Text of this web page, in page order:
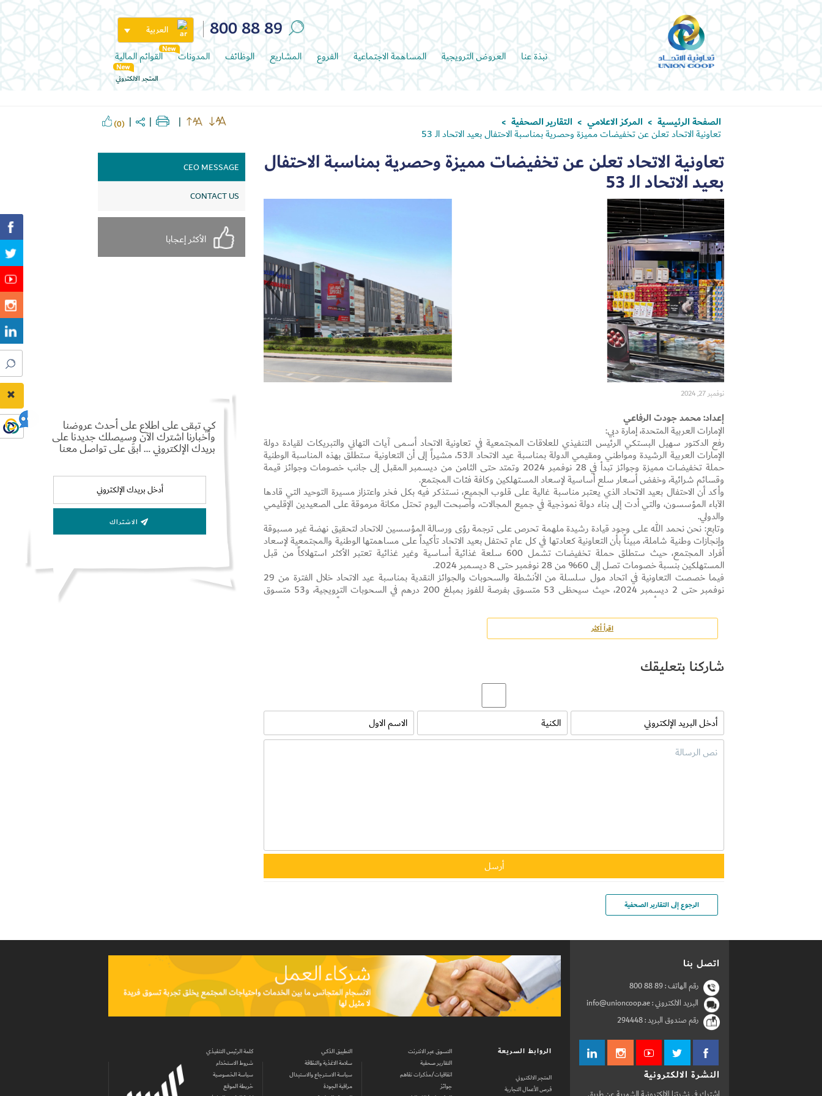
800 88 89 العربية
نبذة عنا العروض الترويجية المساهمة الاجتماعية الفروع المشاريع الوظائف المدونات القوائم المالية
المتجر الالكتروني
الصفحة الرئيسية > المركز الاعلامي > التقارير الصحفية >
تعاونية الاتحاد تعلن عن تخفيضات مميزة وحصرية بمناسبة الاحتفال بعيد الاتحاد الـ 53
(0)
تعاونية الاتحاد تعلن عن تخفيضات مميزة وحصرية بمناسبة الاحتفال
بعيد الاتحاد الـ 53
نوفمبر 27, 2024
إعداد: محمد جودت الرفاعي
الإمارات العربية المتحدة، إمارة دبي:
رفع الدكتور سهيل البستكي الرئيس التنفيذي للعلاقات المجتمعية في تعاونية الاتحاد أسمى آيات التهاني والتبريكات لقيادة دولة
الإمارات العربية الرشيدة ومواطني ومقيمي الدولة بمناسبة عيد الاتحاد الـ53، مشيراً إلى أن التعاونية ستطلق بهذه المناسبة الوطنية
حملة تخفيضات مميزة وجوائز تبدأ في 28 نوفمبر 2024 وتمتد حتى الثامن من ديسمبر المقبل إلى جانب خصومات وجوائز قيمة
وقسائم شرائية، وخفض أسعار سلع أساسية لإسعاد المستهلكين وكافة فئات المجتمع.
وأكد أن الاحتفال بعيد الاتحاد الذي يعتبر مناسبة غالية على قلوب الجميع، نستذكر فيه بكل فخر واعتزاز مسيرة التوحيد التي قادها
الآباء المؤسسون، والتي أدت إلى بناء دولة نموذجية في جميع المجالات، وأصبحت اليوم تحتل مكانة مرموقة على الصعيدين الإقليمي
والدولي.
وتابع: نحن نحمد الله على وجود قيادة رشيدة ملهمة تحرص على ترجمة رؤى ورسالة المؤسسين للاتحاد لتحقيق نهضة غير مسبوقة
وإنجازات وطنية شاملة، مبيناً بأن التعاونية كعادتها في كل عام تحتفل بعيد الاتحاد تأكيداً على مساهمتها الوطنية والمجتمعية لإسعاد
أفراد المجتمع، حيث ستطلق حملة تخفيضات تشمل 600 سلعة غذائية أساسية وغير غذائية تعتبر الأكثر استهلاكاً من قبل
المستهلكين بنسبة خصومات تصل إلى 60% من 28 نوفمبر حتى 8 ديسمبر 2024.
فيما خصصت التعاونية في اتحاد مول سلسلة من الأنشطة والسحوبات والجوائز النقدية بمناسبة عيد الاتحاد خلال الفترة من 29
نوفمبر حتى 2 ديسمبر 2024، حيث سيحظى 53 متسوق بفرصة للفوز بمبلغ 200 درهم في السحوبات الترويجية، و53 متسوق
بفرصة الفوز ببطاقة أفضل بقيمة 200 درهم إماراتي، وذلك بعد قيمه بالتسوق من فرع التعاونية باتحاد مول، فضلاً عن حصول المتسوق
على قسيمة شرائية بقيمة 53 درهم عند إنفاقه 500 درهم في فرع اتحاد مول.
ولفت بأن حملات التخفيضات الخاصة بعيد الاتحاد تدعم استقرار الأسعار وتدخل السرور لقلوب جميع المستهلكين، وتتيح العديد من
الدولة.
اقرأ أكثر
شاركنا بتعليقك
CEO MESSAGE
CONTACT US
الأكثر إعجابا
الرجوع إلى التقارير الصحفية
اتصل بنا
رقم الهاتف :800 88 89
البريد الالكتروني : info@unioncoop.ae
رقم صندوق البريد :294448
النشرة الالكترونية
الروابط السريعة
المتجر الالكتروني
فرص الأعمال التجارية
التسوق عبر الانترنت
التقارير صحفية
اتفاقيات/مذكرات تفاهم
جوائز
التطبيق الذكي
سلامة الاغذية والنظافة
سياسة الاسترجاع والاستبدال
مراقبة الجودة
كلمة الرئيس التنفيذي
شروط الاستخدام
سياسة الخصوصية
خريطة الموقع
كي تبقى على اطلاع على أحدث عروضنا
وأخبارنا اشترك الآن وسيصلك جديدنا على
بريدك الإلكتروني … ابقَ على تواصل معنا
Set Youtube Channel ID